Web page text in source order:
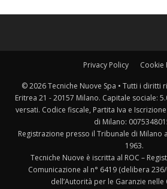
Privacy Policy Cookie
© 2026 Tecniche Nuove Spa • Tutti i diritti
Eritrea 21 - 20157 Milano. Capitale sociale:
versati. Codice fiscale, Partita Iva e
di Milano:
Registrazione presso il Tribunale di Milano
1963.
Tecniche Nuove è iscritta al ROC –
Comunicazione al n° 6419 (delibera 236/
dell’Autorità per le Garanzie nelle